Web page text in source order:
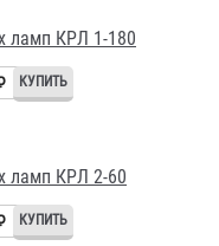
ламп КРЛ 1-180
ламп КРЛ 2-60